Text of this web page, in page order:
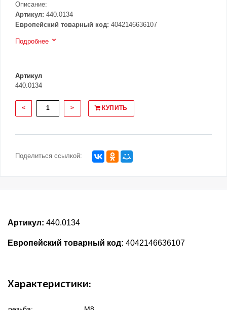
Описание:
Артикул: 440.0134
Европейский товарный код: 4042146636107
Подробнее
Артикул
440.0134
< > КУПИТЬ
Поделиться ссылкой:
Артикул: 440.0134
Европейский товарный код: 4042146636107
Характеристики: